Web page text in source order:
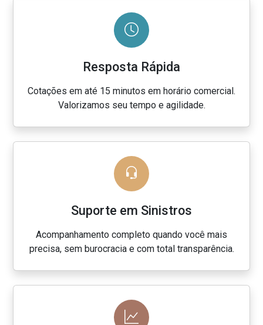
Resposta Rápida
Cotações em até 15 minutos em horário comercial.
Valorizamos seu tempo e agilidade.
Suporte em Sinistros
Acompanhamento completo quando você mais
precisa, sem burocracia e com total transparência.